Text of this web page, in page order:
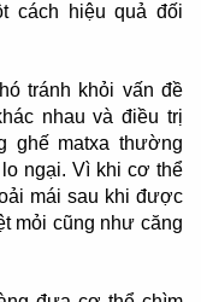
cách hiệu quả đối
tránh khỏi vấn đề
nhau và điều trị
ghế matxa thường
ngại. Vì khi cơ thể
mái sau khi được
mỏi cũng như căng